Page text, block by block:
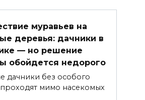
муравьев на
деревья: дачники в
— но решение
обойдется недорого
дачники без особого
мимо насекомых